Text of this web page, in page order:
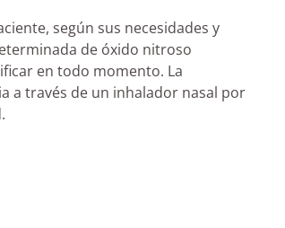
según sus necesidades y
de óxido nitroso
en todo momento. La
a través de un inhalador nasal por